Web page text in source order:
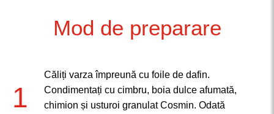
Mod de preparare
1
Căliți varza împreună cu foile de dafin.
Condimentați cu cimbru, boia dulce afumată,
chimion și usturoi granulat Cosmin. Odată